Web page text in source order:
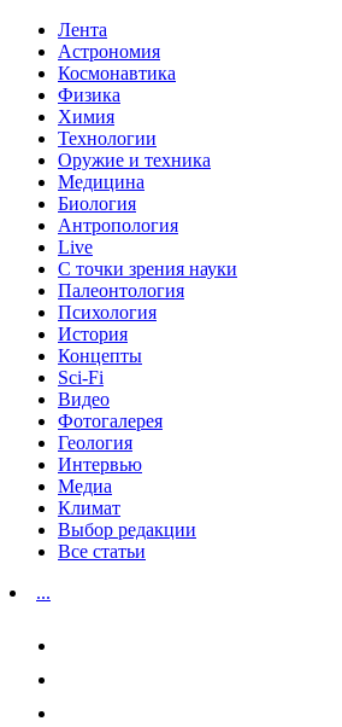
Лента
Астрономия
Космонавтика
Физика
Химия
Технологии
Оружие и техника
Медицина
Биология
Антропология
Live
С точки зрения науки
Палеонтология
Психология
История
Концепты
Sci-Fi
Видео
Фотогалерея
Геология
Интервью
Медиа
Климат
Выбор редакции
Все статьи
...